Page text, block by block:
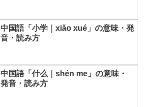
中国語「小学｜xiǎo xué」の意味・発
音・読み方
中国語「什么｜shén me」の意味・
発音・読み方